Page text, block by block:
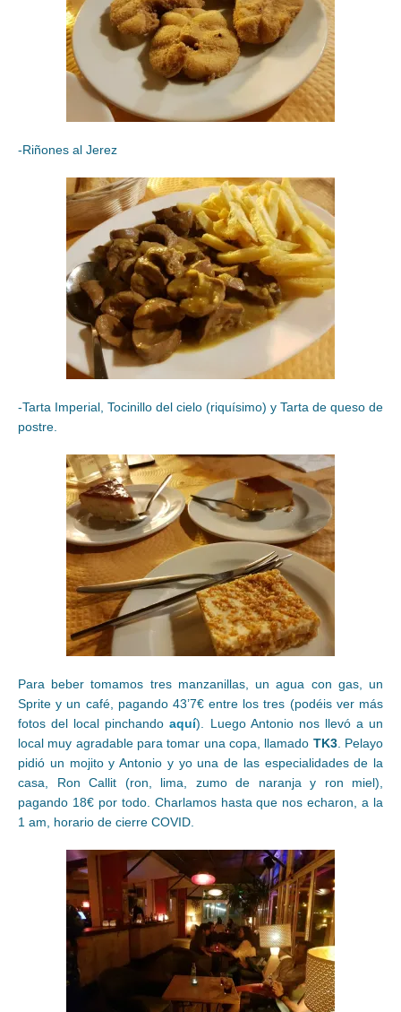
-Riñones al Jerez
-Tarta Imperial, Tocinillo del cielo (riquísimo) y Tarta de queso de
postre.
Para beber tomamos tres manzanillas, un agua con gas, un
Sprite y un café, pagando 43’7€ entre los tres (podéis ver más
fotos del local pinchandoaquí). Luego Antonio nos llevó a un
local muy agradable para tomar una copa, llamado TK3. Pelayo
pidió un mojito y Antonio y yo una de las especialidades de la
casa, Ron Callit (ron, lima, zumo de naranja y ron miel),
pagando 18€ por todo. Charlamos hasta que nos echaron, a la
1 am, horario de cierre COVID.